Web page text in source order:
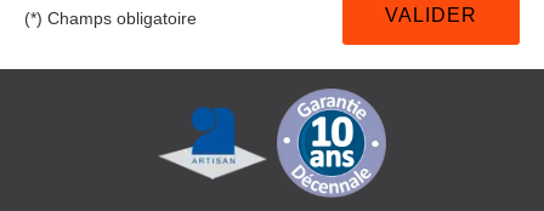
(*) Champs obligatoire